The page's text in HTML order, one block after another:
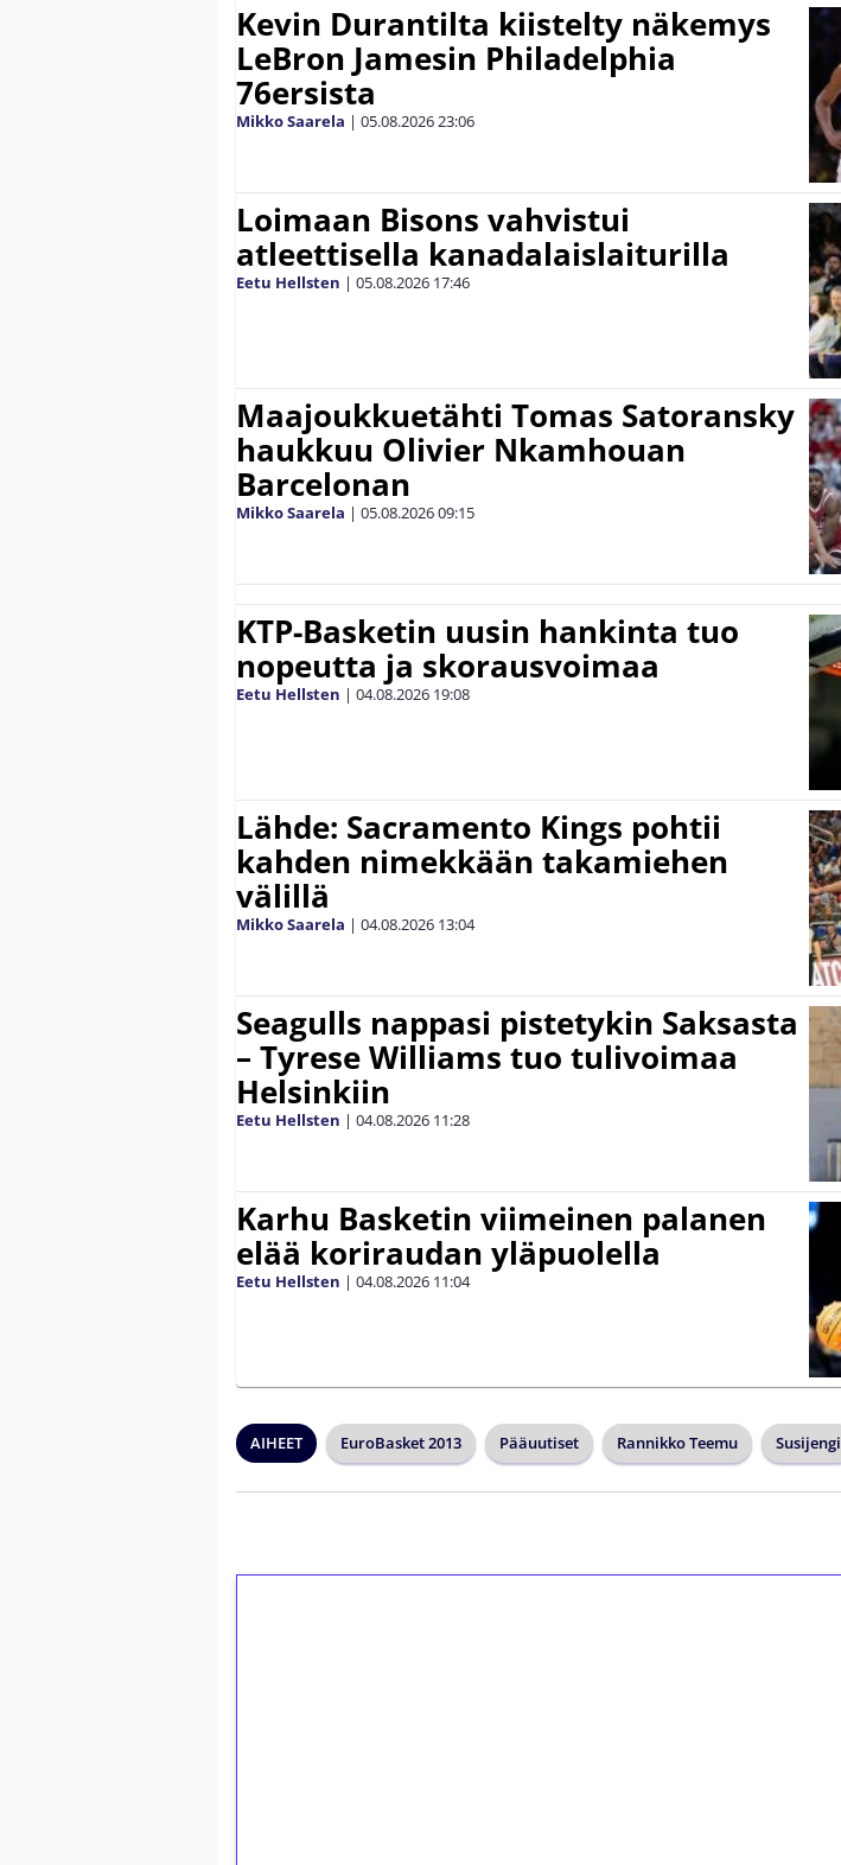
Kevin Durantilta kiistelty näkemys
LeBron Jamesin Philadelphia
76ersista
Mikko Saarela | 05.08.202623:06
Loimaan Bisons vahvistui
atleettisella kanadalaislaiturilla
Eetu Hellsten | 05.08.2026 17:46
Maajoukkuetähti Tomas Satoransky
haukkuu Olivier Nkamhouan
Barcelonan
Mikko Saarela | 05.08.202609:15
KTP-Basketin uusin hankinta tuo
nopeutta ja skorausvoimaa
Eetu Hellsten | 04.08.2026 19:08
Lähde: Sacramento Kings pohtii
kahden nimekkään takamiehen
välillä
Mikko Saarela | 04.08.2026 13:04
Seagulls nappasi pistetykin Saksasta
– Tyrese Williams tuo tulivoimaa
Helsinkiin
Eetu Hellsten | 04.08.2026 11:28
Karhu Basketin viimeinen palanen
elää koriraudan yläpuolella
Eetu Hellsten | 04.08.2026 11:04
AIHEET EuroBasket 2013 Pääuutiset Rannikko Teemu Susijengi